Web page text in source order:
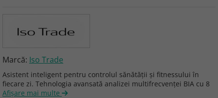
Marcă: Iso Trade
Asistent inteligent pentru controlul sănătății și fitnessului în
fiecare zi. Tehnologia avansată analizei multifrecvenței BIA cu 8
Afişare mai multe